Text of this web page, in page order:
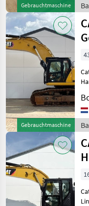
Gebrauchtmaschine
/
Gebrauchtmaschine
10.178